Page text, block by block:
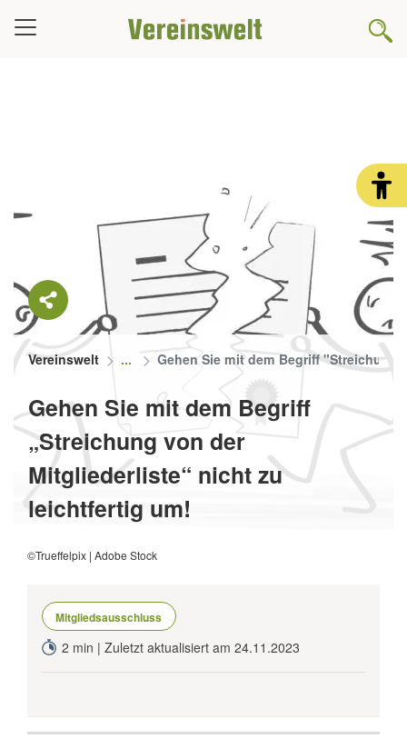
Vereinswelt Gehen Sie mit dem Begriff
Gehen Sie mit dem Begriff
„Streichung von der
Mitgliederliste“ nicht zu
leichtfertig um!
©Trueffelpix | Adobe Stock
Mitgliedsausschluss
2 min | Zuletzt aktualisiert am 24.11.2023